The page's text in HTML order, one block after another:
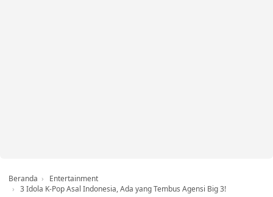
Beranda
Entertainment
3 Idola K-Pop Asal Indonesia, Ada yang Tembus Agensi Big 3!